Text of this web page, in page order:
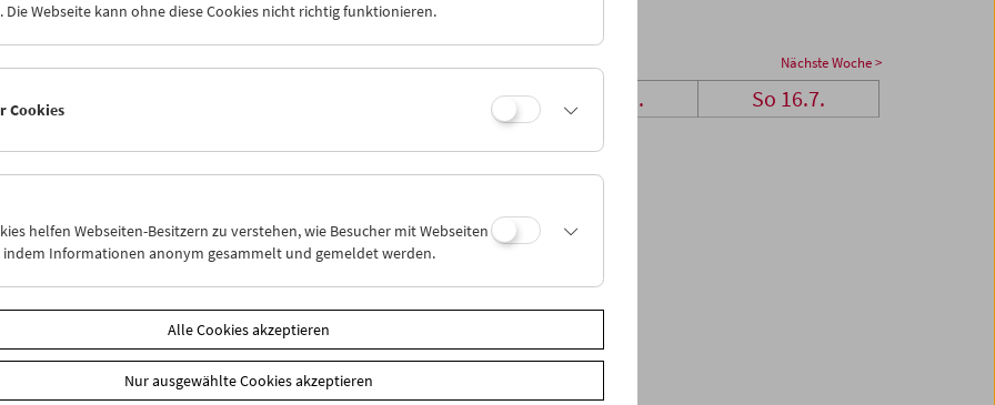
Nächste Woche >
Mi 12.7. Sa 15.7. So 16.7.
Die Webseite kann ohne diese Cookies nicht richtig funktionieren.
Cookies
helfen Webseiten-Besitzern zu verstehen, wie Besucher mit Webseiten
indem Informationen anonym gesammelt und gemeldet werden.
Alle Cookies akzeptieren
Nur ausgewählte Cookies akzeptieren